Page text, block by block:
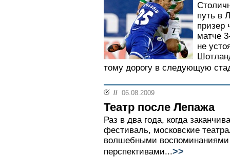
путь в
призер
матче
не
тому дорогу в следующую
// 06.08.2009
Театр после Лепажа
Раз в два года, когда
фестиваль, московские
волшебными
перспективами...>>